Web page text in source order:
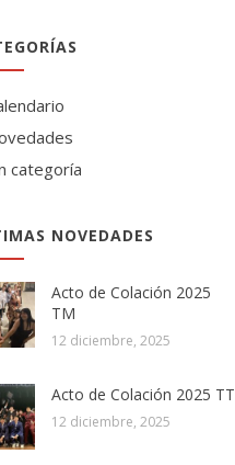
categoría
NOVEDADES
Acto de Colación 2025
TM
12 diciembre, 2025
Acto de Colación 2025 TT
12 diciembre, 2025